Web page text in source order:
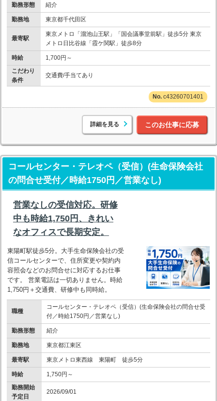
勤務形態 紹介
勤務地 東京都千代田区
最寄駅
東京メトロ「溜池山王駅」「国会議事堂前駅」徒歩5分 東京
メトロ日比谷線「霞ケ関駅」徒歩8分
時給
1,700円～
こだわり
条件
交通費/手当てあり
c43260701401
詳細を見る このお仕事に応募
コールセンター・テレオペ（受信）(生命保険会社
の問合せ受付／時給1750円／営業なし)
営業なしの受信対応。研修
中も時給1,750円、きれい
なオフィスで長期安定。
東陽町駅徒歩5分。大手生命保険会社の受
信コールセンターで、住所変更や契約内
容照会などのお問合せに対応するお仕事
です。 営業電話は一切ありません。時給
1,750円＋交通費、研修中も同時給。
職種
コールセンター・テレオペ（受信）(生命保険会社の問合せ受
付／時給1750円／営業なし)
勤務形態 紹介
勤務地 東京都江東区
最寄駅 東京メトロ東西線 東陽町 徒歩5分
時給
1,750円～
勤務開始
予定日
2026/09/01